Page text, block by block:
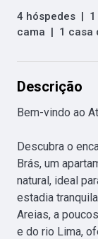
4 hóspedes |
cama | 1 casa
Descrição
Bem-vindo ao
Descubra o
Brás, um
natural, ideal
estadia
Areias, a
e do rio Lima,